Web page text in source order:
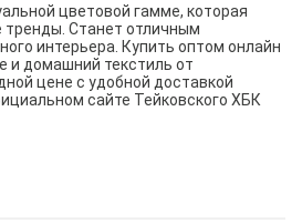
цветовой гамме, которая
Станет отличным
интерьера. Купить оптом онлайн
и домашний текстиль от
цене с удобной доставкой
сайте Тейковского ХБК